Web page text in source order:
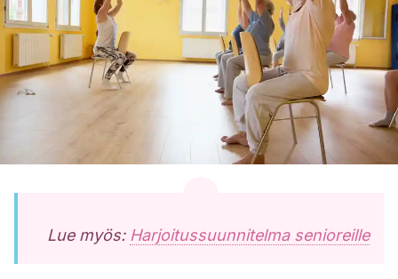
Lue myös: Harjoitussuunnitelma senioreille